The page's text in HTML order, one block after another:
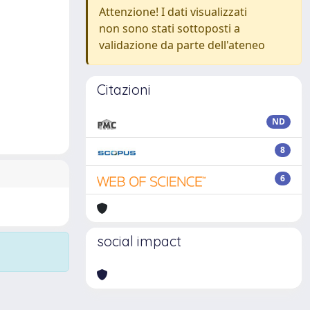
Attenzione! I dati visualizzati
non sono stati sottoposti a
validazione da parte dell'ateneo
Citazioni
ND
8
6
social impact